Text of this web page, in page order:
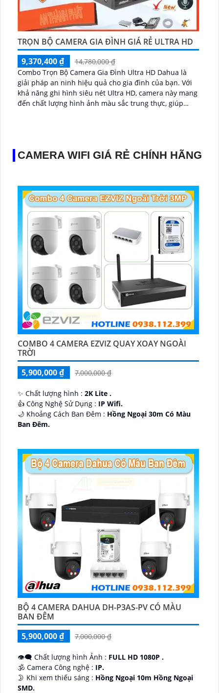
TRỌN BỘ CAMERA GIA ĐÌNH GIÁ RẺ ULTRA HD
9,370,400 ₫
14,780,000 ₫
Combo Trọn Bộ Camera Gia Đình Ultra HD Dahua là
giải pháp an ninh hiệu quả cho gia đình của bạn. Với
khả năng ghi hình siêu nét Ultra HD, camera này mang
đến chất lượng hình ảnh màu sắc trung thực, giúp
CAMERA WIFI GIÁ RẺ CHÍNH HÃNG
COMBO 4 CAMERA EZVIZ QUAY XOAY NGOÀI
TRỜI
5,900,000 ₫
7,000,000 ₫
✨ Chất lượng hình : 2K Lite .
👍 Công Nghệ Sử Dụng : IP Wifi.
🌙 Khoảng Cách Ban Đêm : Hồng Ngoại 30m Có Màu
Ban Ðêm.
BỘ 4 CAMERA DAHUA DH-P3AS-PV CÓ MÀU
BAN ĐÊM
5,900,000 ₫
7,000,000 ₫
👁️‍🗨 Chất lượng hình Ảnh : FULL HD 1080P .
🕉️ Camera Công nghệ : IP.
🌛 Khi xem thiếu sáng : Hồng Ngoại 10m Hồng Ngoại
SMD.